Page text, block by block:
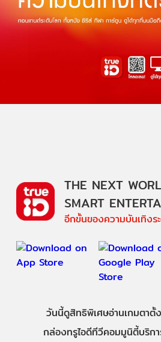
THE NEXT
SMART
อีกขั้นของความบันเทิง
วันนี้ดูสิทธิพิเศษอ่านเกมตาตั้ง
กล่องทรูไอดีทีวีคอมมูนิตี้บริก